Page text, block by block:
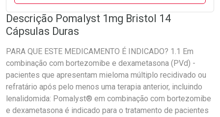
Descrição Pomalyst 1mg Bristol 14
Cápsulas Duras
PARA QUE ESTE MEDICAMENTO É INDICADO? 1.1 Em
combinação com bortezomibe e dexametasona (PVd) -
pacientes que apresentam mieloma múltiplo recidivado ou
refratário após pelo menos uma terapia anterior, incluindo
lenalidomida: Pomalyst® em combinação com bortezomibe
e dexametasona é indicado para o tratamento de pacientes